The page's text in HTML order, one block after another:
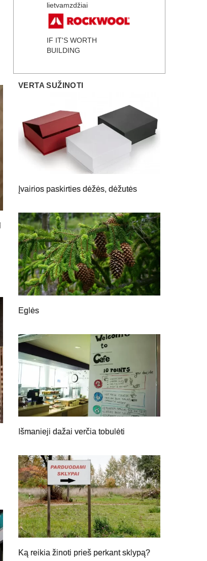
lietvamzdžiai
IF IT'S WORTH
BUILDING
VERTA SUŽINOTI
Įvairios paskirties dėžės, dėžutės
Eglės
Išmanieji dažai verčia tobulėti
Ką reikia žinoti prieš perkant sklypą?